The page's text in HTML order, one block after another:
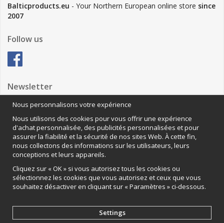
Balticproducts.eu - Your Northern European online store since
2007
Follow us
Newsletter
Anmäl mig
Nous contacter
VAMOS Commerce AB
Organisationsnummer: 559502-0453
Nous personnalisons votre expérience
Nous utilisons des cookies pour vous offrir une expérience
d'achat personnalisée, des publicités personnalisées et pour
assurer la fiabilité et la sécurité de nos sites Web. À cette fin,
nous collectons des informations sur les utilisateurs, leurs
conceptions et leurs appareils.
Cliquez sur « OK » si vous autorisez tous les cookies ou
sélectionnez les cookies que vous autorisez et ceux que vous
souhaitez désactiver en cliquant sur « Paramètres » ci-dessous.
Settings